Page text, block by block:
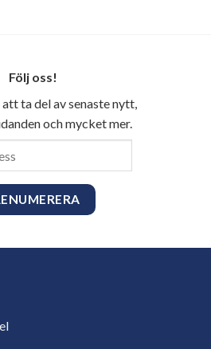
Följ oss!
ta del av senaste nytt,
och mycket mer.